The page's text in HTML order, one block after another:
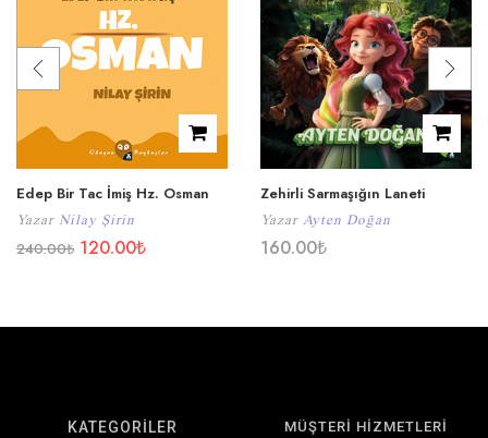
Edep Bir Tac İmiş Hz. Osman
Yazar Nilay Şirin
240.00₺ 120.00₺
Zehirli Sarmaşığın Laneti
Yazar Ayten Doğan
160.00₺
KATEGORİLER MÜŞTERİ HİZMETLERİ